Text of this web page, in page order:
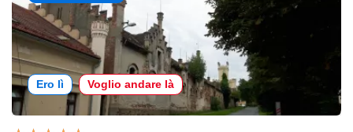
Ero lì Voglio andare là